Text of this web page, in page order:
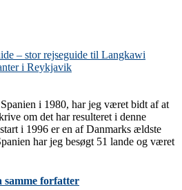
– stor rejseguide til Langkawi
i Reykjavik
i 1980, har jeg været bidt af at
om det har resulteret i denne
i 1996 er en af Danmarks ældste
har jeg besøgt 51 lande og været
samme forfatter